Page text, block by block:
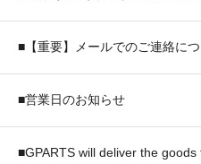
■【重要】メールでのご連絡に
■営業日のお知らせ
■GPARTS will deliver the